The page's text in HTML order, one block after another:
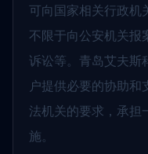
可向国家相关行政机
不限于向公安机关报
诉讼等。青岛艾夫斯
户提供必要的协助和
法机关的要求，承担
施。